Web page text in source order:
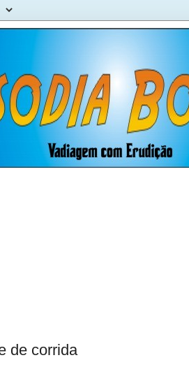
de corrida